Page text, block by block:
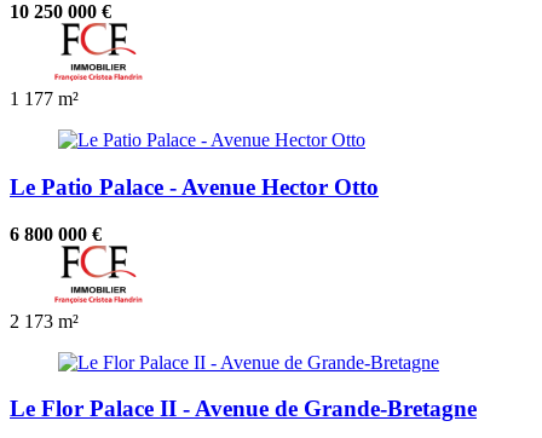
10 250 000 €
1 177 m²
Le Patio Palace - Avenue Hector Otto
6 800 000 €
2 173 m²
Le Flor Palace II - Avenue de Grande-Bretagne